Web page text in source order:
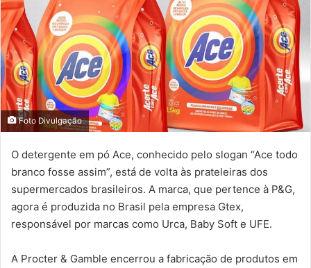
Foto Divulgação
O detergente em pó Ace, conhecido pelo slogan “Ace todo
branco fosse assim”, está de volta às prateleiras dos
supermercados brasileiros. A marca, que pertence à P&G,
agora é produzida no Brasil pela empresa Gtex,
responsável por marcas como Urca, Baby Soft e UFE.
A Procter & Gamble encerrou a fabricação de produtos em